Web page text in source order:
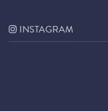
INSTAGRAM